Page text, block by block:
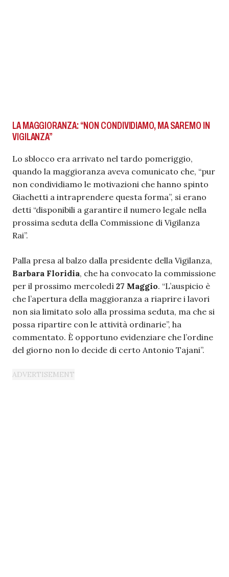
LA MAGGIORANZA: “NON CONDIVIDIAMO, MA SAREMO IN
VIGILANZA”
Lo sblocco era arrivato nel tardo pomeriggio,
quando la maggioranza aveva comunicato che, “pur
non condividiamo le motivazioni che hanno spinto
Giachetti a intraprendere questa forma”, si erano
detti “disponibili a garantire il numero legale nella
prossima seduta della Commissione di Vigilanza
Rai”.
Palla presa al balzo dalla presidente della Vigilanza,
Barbara Floridia, che ha convocato la commissione
per il prossimo mercoledì 27 Maggio. “L’auspicio è
che l’apertura della maggioranza a riaprire i lavori
non sia limitato solo alla prossima seduta, ma che si
possa ripartire con le attività ordinarie”, ha
commentato. È opportuno evidenziare che l’ordine
del giorno non lo decide di certo Antonio Tajani”.